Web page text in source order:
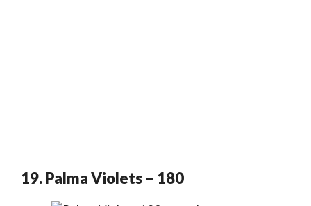
19. Palma Violets – 180